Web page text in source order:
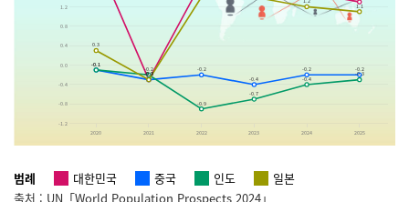
-1.2
-0.8
-0.4
0.0
0.4
0.8
1.2
2020 2021 2022 2023 2024 2025
-0.3
-0.1
-0.3
-0.2
-0.4
-0.2 -0.2
-0.1
-0.2
-0.9
-0.7
-0.4
-0.3
0.3
-0.3
1.1
범례 대한민국 중국 인도
일본
출처 : UN「World Population Prospects 2024」